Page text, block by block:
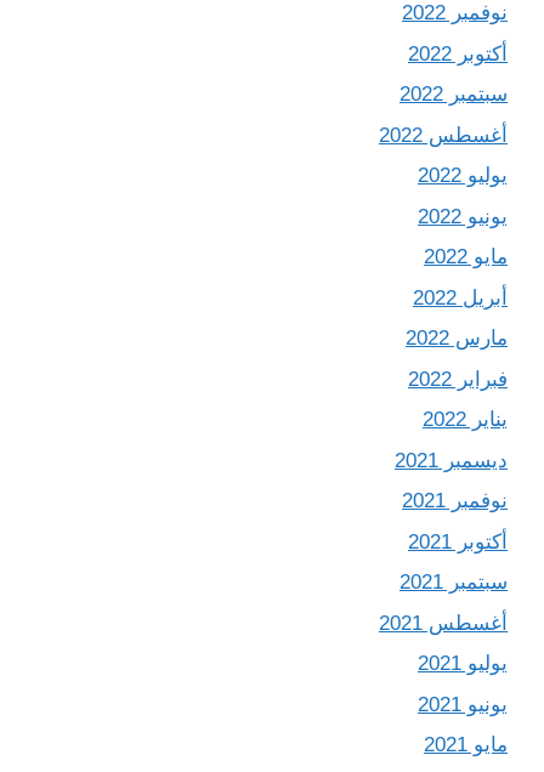
نوفمبر 2022
أكتوبر 2022
سبتمبر 2022
أغسطس 2022
يوليو 2022
يونيو 2022
مايو 2022
أبريل 2022
مارس 2022
فبراير 2022
يناير 2022
ديسمبر 2021
نوفمبر 2021
أكتوبر 2021
سبتمبر 2021
أغسطس 2021
يوليو 2021
يونيو 2021
مايو 2021